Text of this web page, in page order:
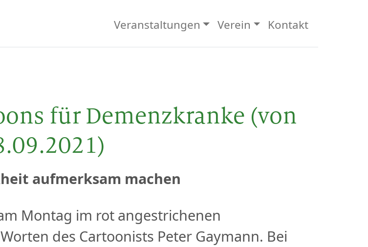
Veranstaltungen Verein Kontakt
für Demenzkranke (von
aufmerksam machen
Montag im rot angestrichenen
des Cartoonists Peter Gaymann. Bei